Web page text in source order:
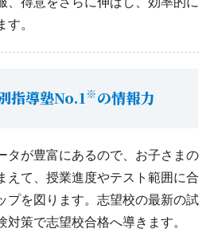
す。
指導塾No.1※の情報力
タが豊富にあるので、お子さまの
えて、授業進度やテスト範囲に合
プを図ります。志望校の最新の試
対策で志望校合格へ導きます。